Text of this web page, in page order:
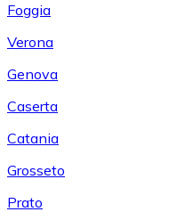
Foggia
Verona
Genova
Caserta
Catania
Grosseto
Prato